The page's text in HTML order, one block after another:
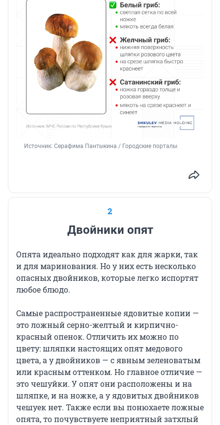
Источник: Серафима Пантыкина / Городские порталы
2
Двойники опят
Опята идеально подходят как для жарки, так
и для маринования. Но у них есть несколько
опасных двойников, которые легко испортят
любое блюдо.
Самые распространенные ядовитые копии —
это ложный серно-желтый и кирпично-
красный опенок. Отличить их можно по
цвету: шляпки настоящих опят медового
цвета, а у двойников — с явным зеленоватым
или красным оттенком. Но главное отличие —
это чешуйки. У опят они расположены и на
шляпке, и на ножке, а у ядовитых двойников
чешуек нет. Также если вы понюхаете ложные
опята, то почувствуете неприятный затхлый